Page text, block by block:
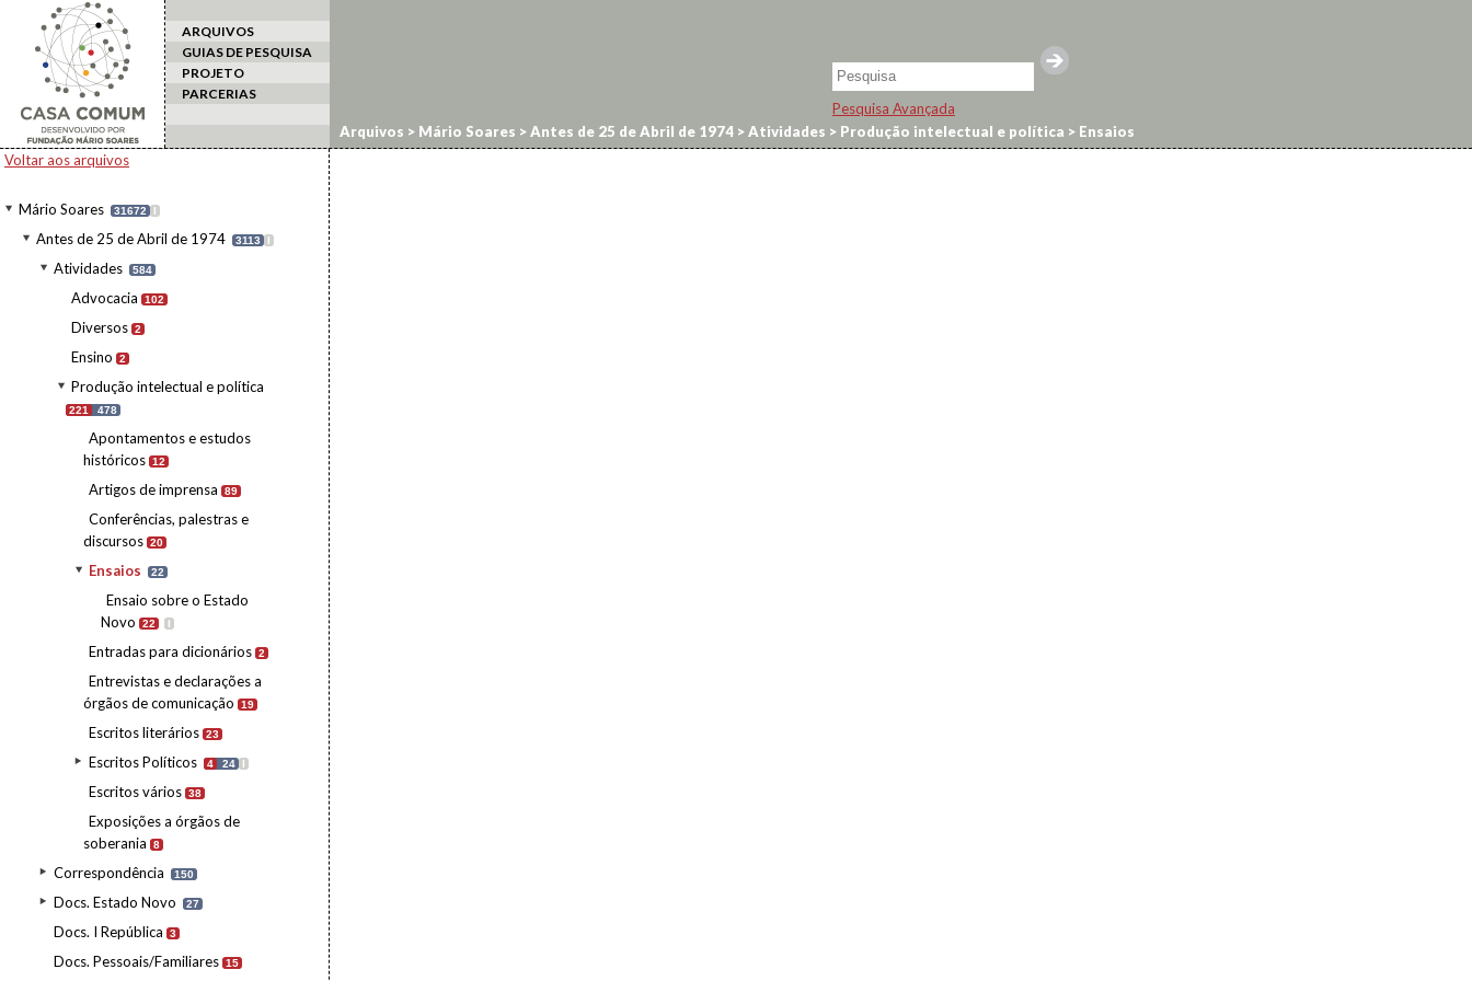
ARQUIVOS
GUIAS DE PESQUISA
PROJETO
PARCERIAS
Pesquisa Avançada
Voltar aos arquivos
Mário Soares 31672 I
Antes de 25 de Abril de 1974 3113 I
Atividades 584
Advocacia 102
Diversos 2
Ensino 2
Produção intelectual e política
221 478
Apontamentos e estudos
históricos 12
Artigos de imprensa 89
Conferências, palestras e
discursos 20
Ensaios 22
Ensaio sobre o Estado
Novo
22 I
Entradas para dicionários 2
Entrevistas e declarações a
órgãos de comunicação
19
Escritos literários 23
Escritos Políticos 4 24 I
Escritos vários 38
Exposições a órgãos de
soberania
8
Correspondência 150
Docs. Estado Novo 27
Docs. I República 3
Docs. Pessoais/Familiares 15
Arquivos > Mário Soares >Antes de 25 de Abril de 1974 >Atividades > Produção intelectual e política > Ensaios